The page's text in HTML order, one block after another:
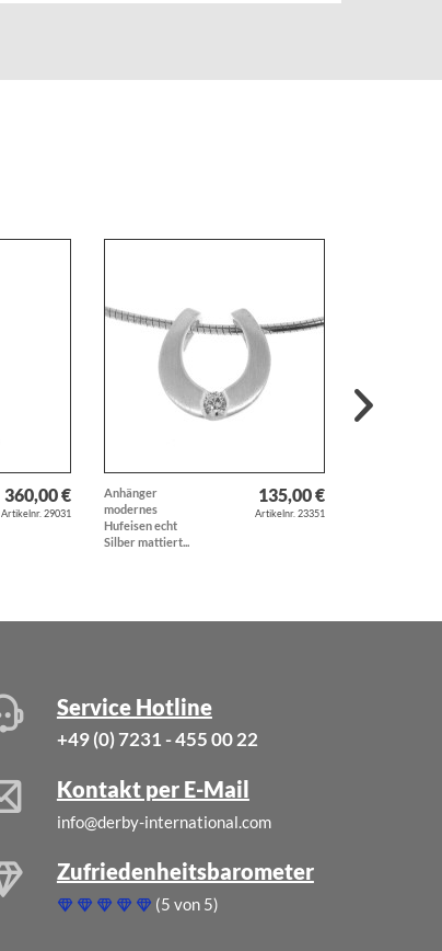
360,00 €
Artikelnr. 29031
Anhänger
modernes
Hufeisen echt
Silber mattiert...
135,00 €
Artikelnr. 23351
Service Hotline
+49 (0) 7231 - 455 00 22
Kontakt per E-Mail
info@derby-international.com
Zufriedenheitsbarometer
(5 von 5)